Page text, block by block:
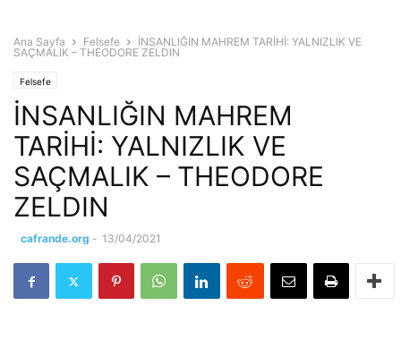
Ana Sayfa Felsefe
İNSANLIĞIN MAHREM TARİHİ: YALNIZLIK VE
SAÇMALIK – THEODORE ZELDIN
Felsefe
İNSANLIĞIN MAHREM
TARİHİ: YALNIZLIK VE
SAÇMALIK – THEODORE
ZELDIN
cafrande.org - 13/04/2021